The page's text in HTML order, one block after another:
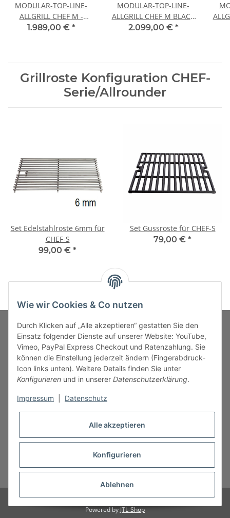
MODULAR-TOP-LINE-
ALLGRILL CHEF M -
Grundmodell-
1.989,00 € *
MODULAR-TOP-LINE-
ALLGRILL CHEF M BLACK
-Grundmodell-
2.099,00 € *
Grillroste Konfiguration CHEF-
Serie/Allrounder
Set Edelstahlroste 6mm für
CHEF-S
99,00 € *
Set Gussroste für CHEF-S
79,00 € *
MARKENWELT
SERVICE
INFORMATIONEN
* Alle Preise inkl. gesetzlicher USt., zzgl.Versand
© B.M.S-Burger GmbH
Powered byJTL-Shop
Wie wir Cookies & Co nutzen
Durch Klicken auf „Alle akzeptieren“ gestatten Sie den
Einsatz folgender Dienste auf unserer Website: YouTube,
Vimeo, PayPal Express Checkout und Ratenzahlung. Sie
können die Einstellung jederzeit ändern (Fingerabdruck-
Icon links unten). Weitere Details finden Sie unter
Konfigurieren und in unserer Datenschutzerklärung.
Impressum Datenschutz
Alle akzeptieren
Konfigurieren
Ablehnen